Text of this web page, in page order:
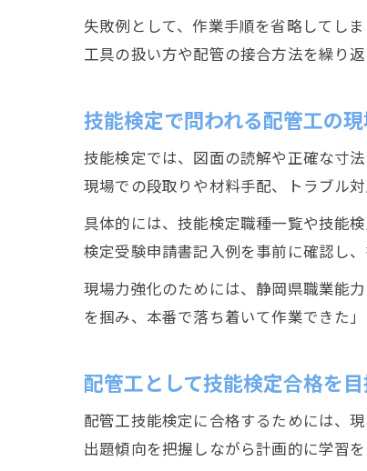
失敗例として、作業手順を省略してし
工具の扱い方や配管の接合方法を繰り
技能検定で問われる配管工の
技能検定では、図面の読解や正確な寸
現場での段取りや材料手配、トラブル
具体的には、技能検定職種一覧や技能
検定受験申請書記入例を事前に確認し
現場力強化のためには、静岡県職業能
を掴み、本番で落ち着いて作業できた
配管工として技能検定合格を
配管工技能検定に合格するためには、
出題傾向を把握しながら計画的に学習